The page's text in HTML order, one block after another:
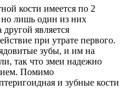
кости имеется по 2
лишь один из них
другой является
при утрате первого.
зубы, и им на
так что змеи надежно
Помимо
и зубные кости